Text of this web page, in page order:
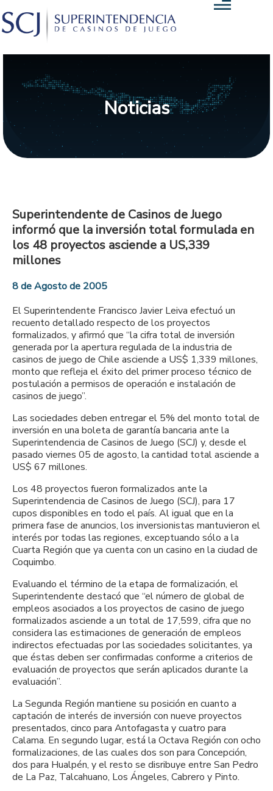
Noticias
Superintendente de Casinos de Juego
informó que la inversión total formulada en
los 48 proyectos asciende a US,339
millones
8 de Agosto de 2005
El Superintendente Francisco Javier Leiva efectuó un
recuento detallado respecto de los proyectos
formalizados, y afirmó que “la cifra total de inversión
generada por la apertura regulada de la industria de
casinos de juego de Chile asciende a US$ 1,339 millones,
monto que refleja el éxito del primer proceso técnico de
postulación a permisos de operación e instalación de
casinos de juego”.
Las sociedades deben entregar el 5% del monto total de
inversión en una boleta de garantía bancaria ante la
Superintendencia de Casinos de Juego (SCJ) y, desde el
pasado viernes 05 de agosto, la cantidad total asciende a
US$ 67 millones.
Los 48 proyectos fueron formalizados ante la
Superintendencia de Casinos de Juego (SCJ), para 17
cupos disponibles en todo el país. Al igual que en la
primera fase de anuncios, los inversionistas mantuvieron el
interés por todas las regiones, exceptuando sólo a la
Cuarta Región que ya cuenta con un casino en la ciudad de
Coquimbo.
Evaluando el término de la etapa de formalización, el
Superintendente destacó que “el número de global de
empleos asociados a los proyectos de casino de juego
formalizados asciende a un total de 17,599, cifra que no
considera las estimaciones de generación de empleos
indirectos efectuadas por las sociedades solicitantes, ya
que éstas deben ser confirmadas conforme a criterios de
evaluación de proyectos que serán aplicados durante la
evaluación”.
La Segunda Región mantiene su posición en cuanto a
captación de interés de inversión con nueve proyectos
presentados, cinco para Antofagasta y cuatro para
Calama. En segundo lugar, está la Octava Región con ocho
formalizaciones, de las cuales dos son para Concepción,
dos para Hualpén, y el resto se disribuye entre San Pedro
de La Paz, Talcahuano, Los Ángeles, Cabrero y Pinto.